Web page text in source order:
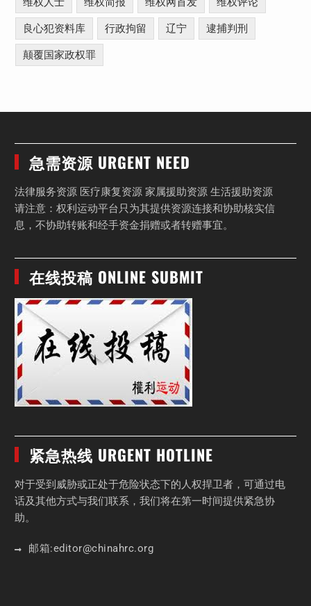
良心犯资料库 行政拘留 辽宁 逮捕判刑
颠覆国家政权罪
急需资源 URGENT NEED
法律服务资源 医疗康复资源 家属援助资源 生活援助资源
请注意：权利运动平台只为其提供资源连接和协助核实信
息，不协助转账和经手资金捐赠或者转赠事宜。
在线投稿 ONLINE SUBMIT
紧急热线 URGENT HOTLINE
对于受到威胁或正处于危险状态下的人权捍卫者，可通过电
话及其他方式与我们联系，我们将在第一时间提供紧急协
助。
邮箱:editor@chinahrc.org